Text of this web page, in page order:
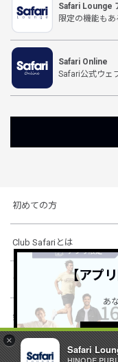
×
Safari
Safari Lounge
限定の機能も
Safari Online
Safari公式ウェ
初めての方
Club Safariとは
ショッピングガイド
会社概要・規約
【アプ
あ